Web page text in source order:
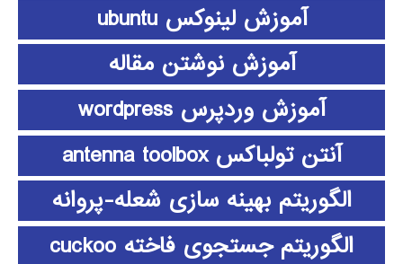
آموزش لینوکس ubuntu
آموزش نوشتن مقاله
آموزش وردپرس wordpress
آنتن تولباکس antenna toolbox
الگوریتم بهینه سازی شعله-پروانه
الگوریتم جستجوی فاخته cuckoo